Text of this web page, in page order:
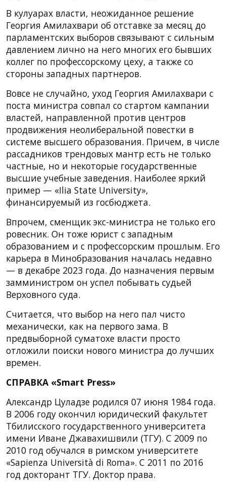
В кулуарах власти, неожиданное решение
Георгия Амилахвари об отставке за месяц до
парламентских выборов связывают с сильным
давлением лично на него многих его бывших
коллег по профессорскому цеху, а также со
стороны западных партнеров.
Вовсе не случайно, уход Георгия Амилахвари с
поста министра совпал со стартом кампании
властей, направленной против центров
продвижения неолиберальной повестки в
системе высшего образования. Причем, в числе
рассадников трендовых мантр есть не только
частные, но и некоторые государственные
высшие учебные заведения. Наиболее яркий
пример — «Ilia State University»,
финансируемый из госбюджета.
Впрочем, сменщик экс-министра не только его
ровесник. Он тоже юрист с западным
образованием и с профессорским прошлым. Его
карьера в Минобразования началась недавно
— в декабре 2023 года. До назначения первым
замминистром он успел побывать судьей
Верховного суда.
Считается, что выбор на него пал чисто
механически, как на первого зама. В
предвыборной суматохе власти просто
отложили поиски нового министра до лучших
времен.
СПРАВКА «Smart Press»
Александр Цуладзе родился 07 июня 1984 года.
В 2006 году окончил юридический факультет
Тбилисского государственного университета
имени Иване Джавахишвили (ТГУ). С 2009 по
2010 год обучался в римском университете
«Sapienza Università di Roma». С 2011 по 2016
год докторант ТГУ. Доктор права.